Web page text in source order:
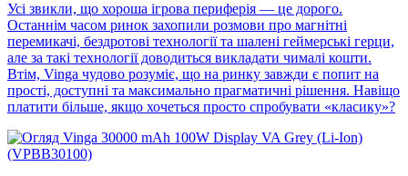
Усі звикли, що хороша ігрова периферія — це дорого.
Останнім часом ринок захопили розмови про магнітні
перемикачі, бездротові технології та шалені геймерські герци,
але за такі технології доводиться викладати чималі кошти.
Втім, Vinga чудово розуміє, що на ринку завжди є попит на
прості, доступні та максимально прагматичні рішення. Навіщо
платити більше, якщо хочеться просто спробувати «класику»?